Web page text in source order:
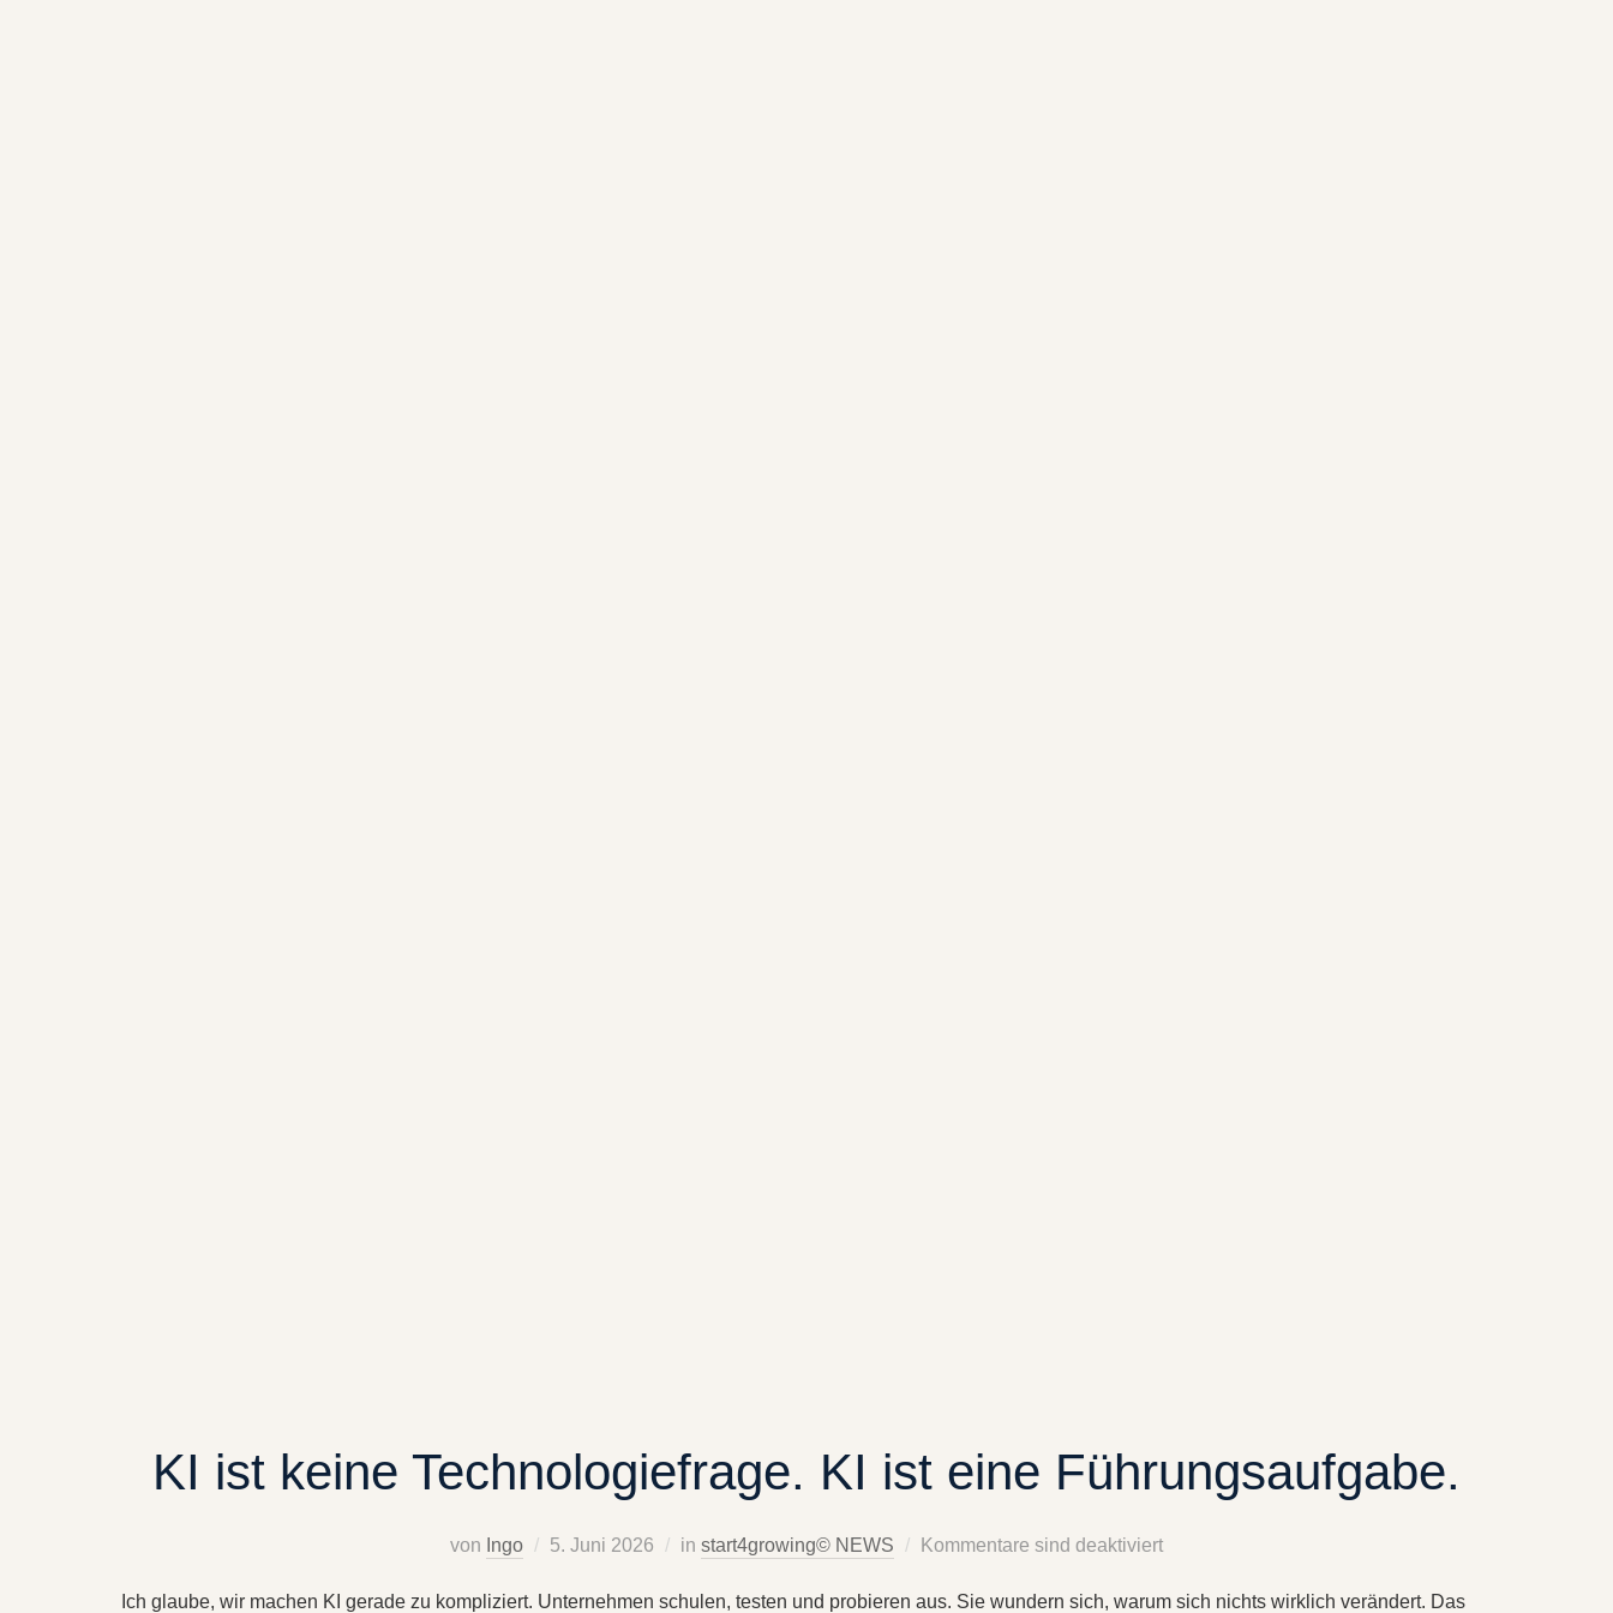
KI ist keine Technologiefrage. KI ist eine Führungsaufgabe.
von Ingo 5. Juni 2026 in start4growing© NEWS Kommentare sind deaktiviert
Ich glaube, wir machen KI gerade zu kompliziert. Unternehmen schulen, testen und probieren aus. Sie wundern sich, warum sich nichts wirklich verändert. Das